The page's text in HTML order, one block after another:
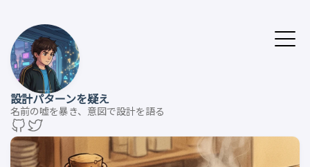
設計パターンを疑え
名前の嘘を暴き、意図で設計を語る